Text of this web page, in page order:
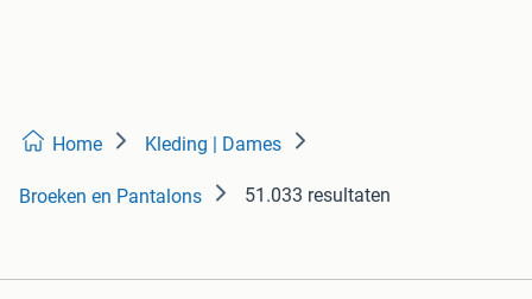
Home Kleding | Dames
Broeken en Pantalons 51.033 resultaten